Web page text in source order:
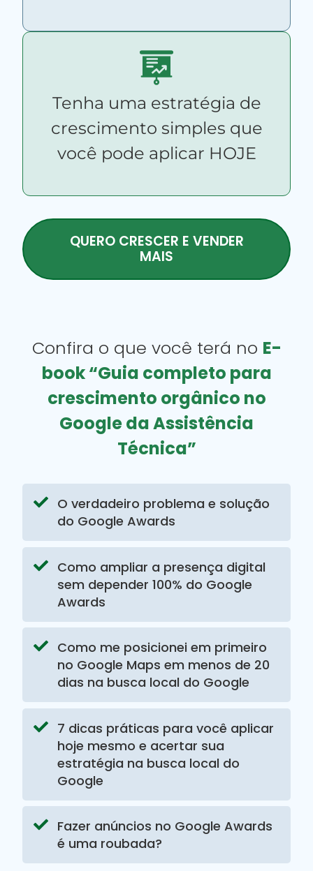
Tenha uma estratégia de
crescimento simples que
você pode aplicar HOJE
QUERO CRESCER E VENDER
MAIS
Confira o que você terá no E-
book “Guia completo para
crescimento orgânico no
Google da Assistência
Técnica”
O verdadeiro problema e solução
do Google Awards
Como ampliar a presença digital
sem depender 100% do Google
Awards
Como me posicionei em primeiro
no Google Maps em menos de 20
dias na busca local do Google
7 dicas práticas para você aplicar
hoje mesmo e acertar sua
estratégia na busca local do
Google
Fazer anúncios no Google Awards
é uma roubada?